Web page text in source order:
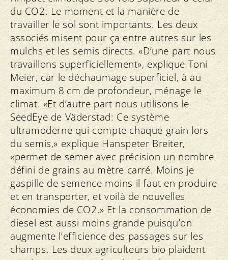
du CO2. Le moment et la manière de
travailler le sol sont importants. Les deux
associés misent pour ça entre autres sur les
mulchs et les semis directs. «D’une part nous
travaillons superficiellement», explique Toni
Meier, car le déchaumage superficiel, à au
maximum 8 cm de profondeur, ménage le
climat. «Et d’autre part nous utilisons le
SeedEye de Väderstad: Ce système
ultramoderne qui compte chaque grain lors
du semis,» explique Hanspeter Breiter,
«permet de semer avec précision un nombre
défini de grains au mètre carré. Moins je
gaspille de semence moins il faut en produire
et en transporter, et voilà de nouvelles
économies de CO2.» Et la consommation de
diesel est aussi moins grande puisqu’on
augmente l’efficience des passages sur les
champs. Les deux agriculteurs bio plaident